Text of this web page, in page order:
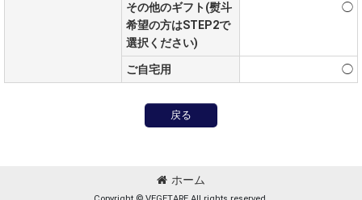
その他のギフト(熨斗
希望の方はSTEP2で
選択ください)
◯
ご自宅用 ◯
戻る
ホーム